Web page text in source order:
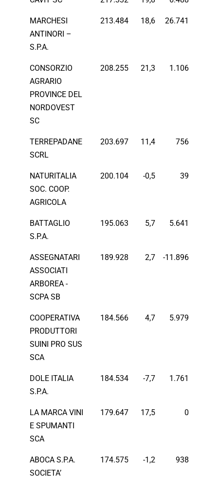
MARCHESI
ANTINORI –
S.P.A.
213.484 18,6 26.741
CONSORZIO
AGRARIO
PROVINCE DEL
NORDOVEST
SC
208.255 21,3 1.106
TERREPADANE
SCRL
203.697 11,4 756
NATURITALIA
SOC. COOP.
AGRICOLA
200.104 -0,5 39
BATTAGLIO
S.P.A.
195.063 5,7 5.641
ASSEGNATARI
ASSOCIATI
ARBOREA -
SCPA SB
189.928 2,7 -11.896
COOPERATIVA
PRODUTTORI
SUINI PRO SUS
SCA
184.566 4,7 5.979
DOLE ITALIA
S.P.A.
184.534 -7,7 1.761
LA MARCA VINI
E SPUMANTI
SCA
179.647 17,5 0
ABOCA S.P.A.
SOCIETA’
174.575 -1,2 938